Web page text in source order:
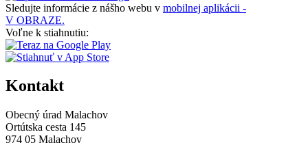
Sledujte informácie z nášho webu v mobilnej aplikácii -
V OBRAZE.
Voľne k stiahnutiu:
Kontakt
Obecný úrad Malachov
Ortútska cesta 145
974 05 Malachov